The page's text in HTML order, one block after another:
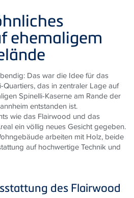
ehemaligem
Das war die Idee für das
Quartiers, das in zentraler Lage auf
Spinelli-Kaserne am Rande der
entstanden ist.
wie das Flairwood und das
ein völlig neues Gesicht gegeben.
arbeiten mit Holz, beide
auf hochwertige Technik und
des Flairwood